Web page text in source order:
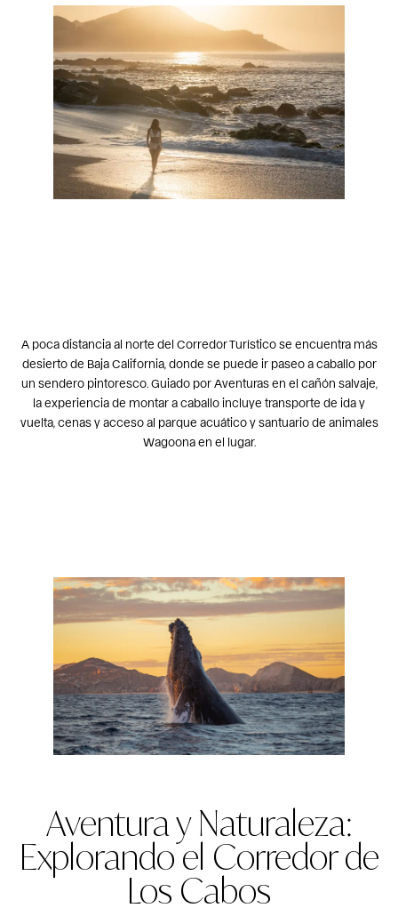
A poca distancia al norte del Corredor Turístico se encuentra más
desierto de Baja California, donde se puede ir paseo a caballo por
un sendero pintoresco. Guiado por Aventuras en el cañón salvaje
la experiencia de montar a caballo incluye transporte de ida y
vuelta, cenas y acceso al parque acuático y santuario de animales
Wagoona en el lugar.
Aventura y Naturaleza:
Explorando el Corredor de
Los Cabos